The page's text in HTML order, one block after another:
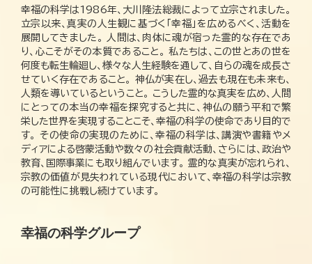
幸福の科学は1986年、大川隆法総裁によって立宗されました。
立宗以来、真実の人生観に基づく「幸福」を広めるべく、活動を
展開してきました。 人間は、肉体に魂が宿った霊的な存在であ
り、心こそがその本質であること。 私たちは、この世とあの世を
何度も転生輪廻し、様々な人生経験を通して、自らの魂を成長さ
せていく存在であること。 神仏が実在し、過去も現在も未来も、
人類を導いているということ。 こうした霊的な真実を広め、人間
にとっての本当の幸福を探究すると共に、神仏の願う平和で繁
栄した世界を実現することこそ、幸福の科学の使命であり目的で
す。 その使命の実現のために、幸福の科学は、講演や書籍やメ
ディアによる啓蒙活動や数々の社会貢献活動、さらには、政治や
教育、国際事業にも取り組んでいます。 霊的な真実が忘れられ、
宗教の価値が見失われている現代において、幸福の科学は宗教
の可能性に挑戦し続けています。
幸福の科学グループ